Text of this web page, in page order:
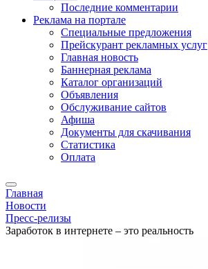
Последние комментарии
Реклама на портале
Специальные предложения
Прейскурант рекламных услуг
Главная новость
Баннерная реклама
Каталог организаций
Объявления
Обслуживание сайтов
Афиша
Документы для скачивания
Статистика
Оплата
Главная
Новости
Пресс-релизы
Заработок в интернете – это реальность